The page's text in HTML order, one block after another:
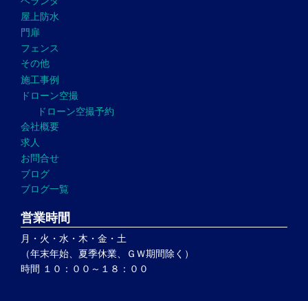
屋上防水
門扉
フェンス
その他
施工事例
ドローン空撮
ドローン空撮予約
会社概要
求人
お問合せ
ブログ
ブログ一覧
営業時間
月・火・水・木・金・土
（年末年始、夏季休業、ＧＷ期間除く）
時間 １０：００～１８：００